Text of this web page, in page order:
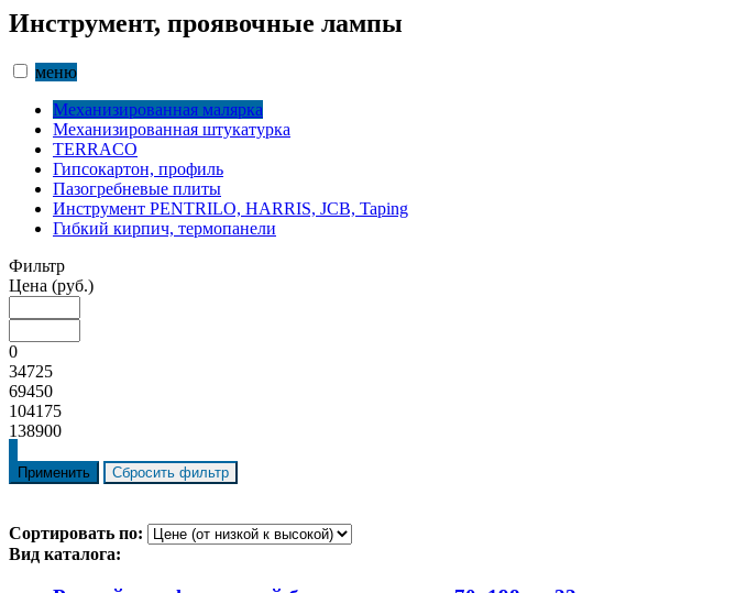
Инструмент, проявочные лампы
меню
Механизированная малярка
Механизированная штукатурка
TERRACO
Гипсокартон, профиль
Пазогребневые плиты
Инструмент PENTRILO, HARRIS, JCB, Taping
Гибкий кирпич, термопанели
Фильтр
Цена (руб.)
0
34725
69450
104175
138900
Сортировать по:
Вид каталога: